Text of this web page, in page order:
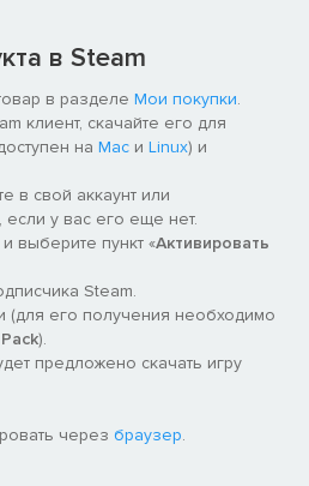
геймплея. От Дноса,
подходящий вашему
NPC (неиграющих персонажей)
свою судьбу сами, и
опыт вашего народа. Станьте
его министров, и принимайте
на судьбы множества игроков.
мирным лидером,
Респаун отменяется. Когда вы
осторожны, вы можете
вам полный контроль над
в Steam
в разделе Мои покупки.
клиент, скачайте его для
на Mac и Linux) и
в свой аккаунт или
если у вас его еще нет.
и выберите пункт «Активировать
Steam.
(для его получения необходимо
).
предложено скачать игру
через браузер.